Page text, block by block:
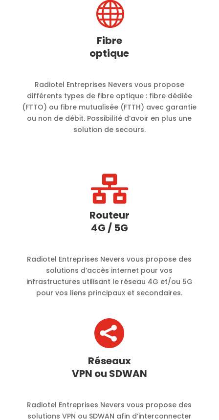

Fibre
optique
Radiotel Entreprises Nevers vous propose
différents types de fibre optique : fibre dédiée
(FTTO) ou fibre mutualisée (FTTH) avec garantie
ou non de débit. Possibilité d’avoir en plus une
solution de secours.

Routeur
4G / 5G
Radiotel Entreprises Nevers vous propose des
solutions d’accès internet pour vos
infrastructures utilisant le réseau 4G et/ou 5G
pour vos liens principaux et secondaires.

Réseaux
VPN ou SDWAN
Radiotel Entreprises Nevers vous propose des
solutions VPN ou SDWAN afin d’interconnecter